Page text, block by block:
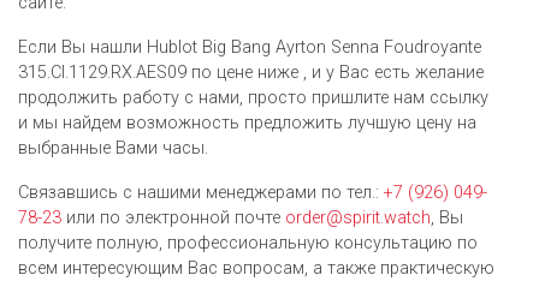
Если Вы нашли Hublot Big Bang Ayrton Senna Foudroyante
315.CI.1129.RX.AES09 по цене ниже , и у Вас есть желание
продолжить работу с нами, просто пришлите нам ссылку
и мы найдем возможность предложить лучшую цену на
выбранные Вами часы.
Связавшись с нашими менеджерами по тел.: +7 (926) 049-
78-23 или по электронной почте order@spirit.watch, Вы
получите полную, профессиональную консультацию по
всем интересующим Вас вопросам, а также практическую